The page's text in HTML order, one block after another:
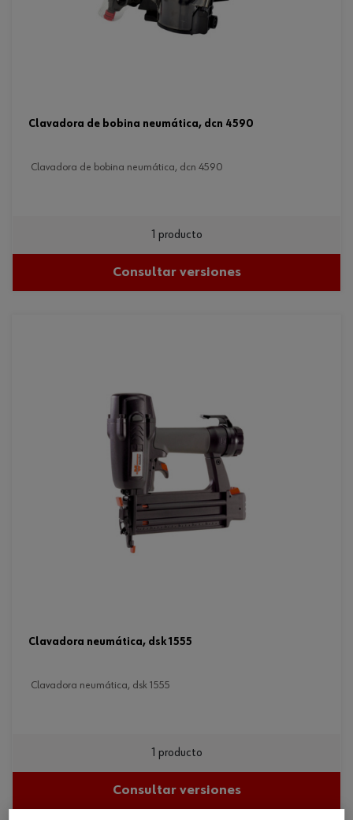
clavadora de bobina neumática, dcn 4590
clavadora de bobina neumática, dcn 4590
1 producto
Consultar versiones
clavadora neumática, dsk 1555
clavadora neumática, dsk 1555
1 producto
Consultar versiones